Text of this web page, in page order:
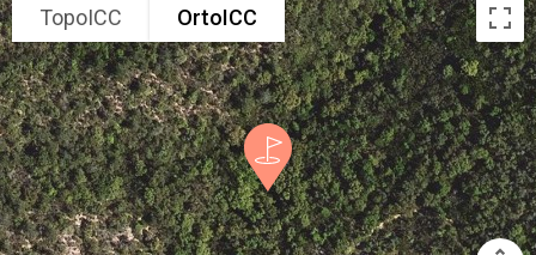
TopoICC OrtoICC